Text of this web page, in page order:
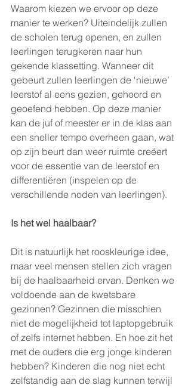
Waarom kiezen we ervoor op deze
manier te werken? Uiteindelijk zullen
de scholen terug openen, en zullen
leerlingen terugkeren naar hun
gekende klassetting. Wanneer dit
gebeurt zullen leerlingen de ‘nieuwe’
leerstof al eens gezien, gehoord en
geoefend hebben. Op deze manier
kan de juf of meester er in de klas aan
een sneller tempo overheen gaan, wat
op zijn beurt dan weer ruimte creëert
voor de essentie van de leerstof en
differentiëren (inspelen op de
verschillende noden van leerlingen).
Is het wel haalbaar?
Dit is natuurlijk het rooskleurige idee,
maar veel mensen stellen zich vragen
bij de haalbaarheid ervan. Denken we
voldoende aan de kwetsbare
gezinnen? Gezinnen die misschien
niet de mogelijkheid tot laptopgebruik
of zelfs internet hebben. En hoe zit het
met de ouders die erg jonge kinderen
hebben? Kinderen die nog niet echt
zelfstandig aan de slag kunnen terwijl